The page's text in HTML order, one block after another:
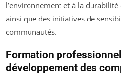
l’environnement et à la
ainsi que des initiatives de
communautés.
Formation
développement des